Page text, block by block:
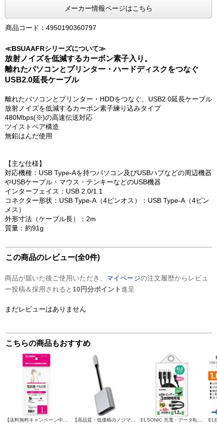
メーカー情報ページはこちら
商品コード：4950190360797
≪BSUAAFRシリーズについて≫
放射ノイズを低減するカーボン素子入り。
離れたパソコンとプリンター・ハードディスクをつなぐ
USB2.0延長ケーブル
離れたパソコンとプリンター・HDDをつなぐ、USB2.0延長ケーブル
放射ノイズを低減するカーボン素子練り込みタイプ
480Mbps(※)の高速伝送対応
ツイストペア構造
無鉛はんだ使用
【主な仕様】
対応機種：USB Type-Aを持つパソコン及びUSBハブなどの周辺機器
やUSBケーブル・マウス・テンキーなどのUSB機器
インターフェイス：USB 2.0/1.1
コネクター形状：USB Type-A（4ピンオス）：USB Type-A（4ピン
メス）
外形寸法（ケーブル長）：2m
質量：約91g
この商品のレビュー(全0件)
商品が届いた後ご使用いただき、 マイページの注文履歴からレビュ
ー投稿＆採用されると 10円分ポイント進呈
まだレビューはありません
こちらの商品もおすすめ